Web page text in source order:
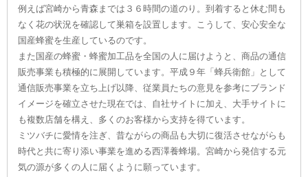
例えば宮崎から青森までは３６時間の道のり。到着すると休む間も
なく花の状況を確認して巣箱を設置します。こうして、安心安全な
国産蜂蜜を生産しているのです。
また国産の蜂蜜・蜂蜜加工品を全国の人に届けようと、商品の通信
販売事業も積極的に展開しています。平成９年「蜂兵衛館」として
通信販売事業を立ち上げ以降、従業員たちの意見を参考にブランド
イメージを確立させた現在では、自社サイトに加え、大手サイトに
も複数店舗を構え、多くのお客様から支持を得ています。
ミツバチに愛情を注ぎ、昔ながらの商品も大切に復活させながらも
時代と共に寄り添い事業を進める西澤養蜂場。宮崎から発信する元
気の源が多くの人に届くように願っています。